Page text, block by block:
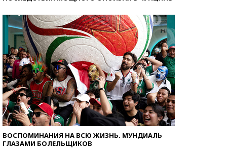
ВОСПОМИНАНИЯ НА ВСЮ ЖИЗНЬ. МУНДИАЛЬ
ГЛАЗАМИ БОЛЕЛЬЩИКОВ